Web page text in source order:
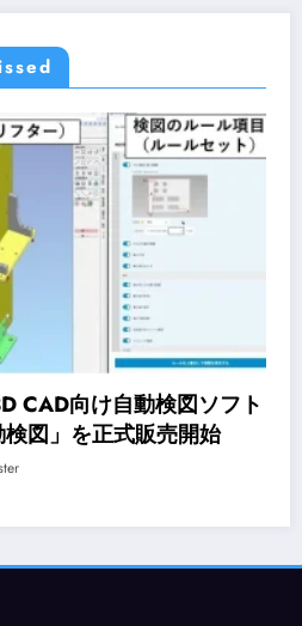
向け自動検図ソフト
図」を正式販売開始